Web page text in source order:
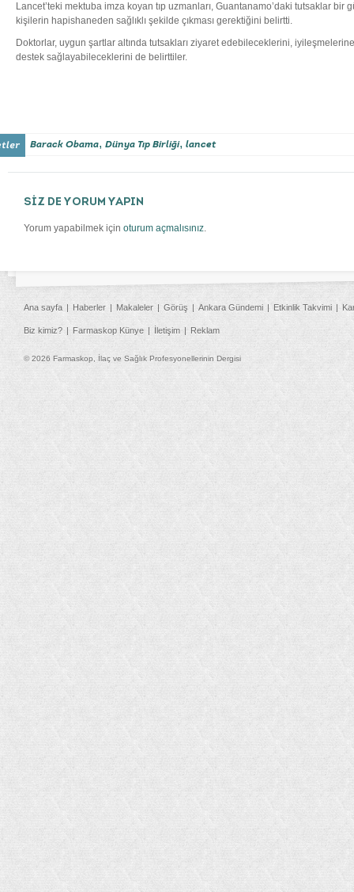
Lancet’teki mektuba imza koyan tıp uzmanları, Guantanamo’daki tutsaklar bir
kişilerin hapishaneden sağlıklı şekilde çıkması gerektiğini belirtti.
Doktorlar, uygun şartlar altında tutsakları ziyaret edebileceklerini,
destek sağlayabileceklerini de belirttiler.
Barack Obama, Dünya Tıp Birliği, lancet
SİZ DE YORUM YAPIN
Yorum yapabilmek için oturum açmalısınız.
Ana sayfa Haberler Makaleler Görüş Ankara Gündemi Etkinlik Takvimi
Biz kimiz? Farmaskop Künye İletişim Reklam
© 2026 Farmaskop, İlaç ve Sağlık Profesyonellerinin Dergisi